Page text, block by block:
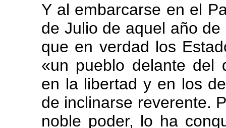
Y al embarcarse en el
de Julio de aquel año
que en verdad los
«un pueblo delante del
en la libertad y en los
de inclinarse reverente.
noble poder, lo ha